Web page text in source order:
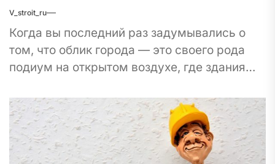
V_stroit_ru
Когда вы последний раз задумывались о
том, что облик города — это своего рода
подиум на открытом воздухе, где здания